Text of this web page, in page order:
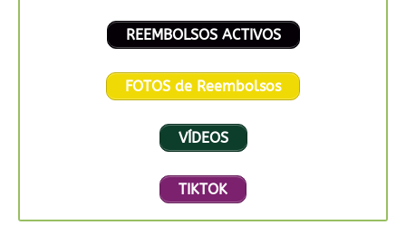
REEMBOLSOS ACTIVOS
FOTOS de Reembolsos
VÍDEOS
TIKTOK